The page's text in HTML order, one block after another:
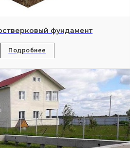
фундамент
Подробнее